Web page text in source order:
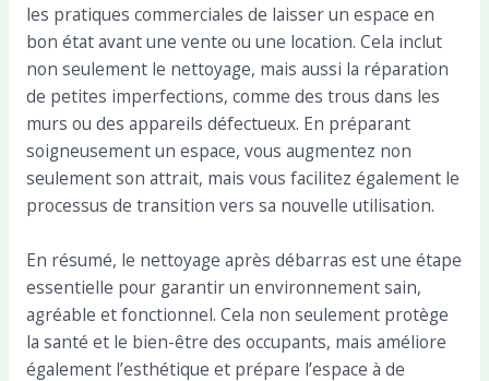
les pratiques commerciales de laisser un espace en
bon état avant une vente ou une location. Cela inclut
non seulement le nettoyage, mais aussi la réparation
de petites imperfections, comme des trous dans les
murs ou des appareils défectueux. En préparant
soigneusement un espace, vous augmentez non
seulement son attrait, mais vous facilitez également le
processus de transition vers sa nouvelle utilisation.
En résumé, le nettoyage après débarras est une étape
essentielle pour garantir un environnement sain,
agréable et fonctionnel. Cela non seulement protège
la santé et le bien-être des occupants, mais améliore
également l’esthétique et prépare l’espace à de